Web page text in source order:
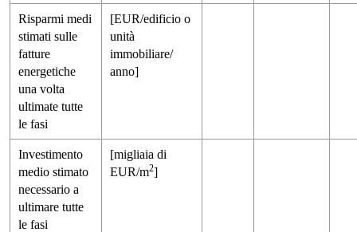
Risparmi medi
stimati sulle
fatture
energetiche
una volta
ultimate tutte
le fasi
[EUR/edificio o
unità
immobiliare/
anno]
Investimento
medio stimato
necessario a
ultimare tutte
le fasi
[migliaia di
EUR/m2]